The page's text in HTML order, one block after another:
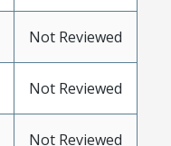
Not Reviewed
Not Reviewed
Not Reviewed